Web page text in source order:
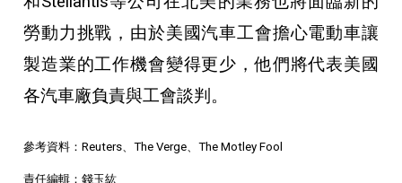
勞動力挑戰，由於美國汽車工會擔心電動車讓
製造業的工作機會變得更少，他們將代表美國
各汽車廠負責與工會談判。
參考資料：Reuters、The Verge、The Motley Fool
責任編輯：錢玉紘